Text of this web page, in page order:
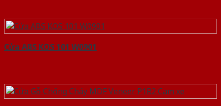
Cửa ABS KOS 101 W0901